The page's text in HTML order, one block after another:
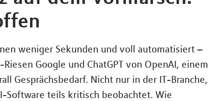
weniger Sekunden und voll automatisiert –
Google und ChatGPT von OpenAI, einem
Gesprächsbedarf. Nicht nur in der IT-Branche,
Software teils kritisch beobachtet. Wie